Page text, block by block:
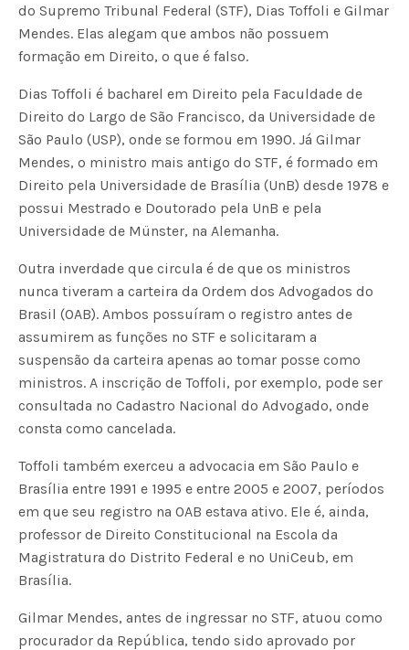
do Supremo Tribunal Federal (STF), Dias Toffoli e Gilmar
Mendes. Elas alegam que ambos não possuem
formação em Direito, o que é falso.
Dias Toffoli é bacharel em Direito pela Faculdade de
Direito do Largo de São Francisco, da Universidade de
São Paulo (USP), onde se formou em 1990. Já Gilmar
Mendes, o ministro mais antigo do STF, é formado em
Direito pela Universidade de Brasília (UnB) desde 1978 e
possui Mestrado e Doutorado pela UnB e pela
Universidade de Münster, na Alemanha.
Outra inverdade que circula é de que os ministros
nunca tiveram a carteira da Ordem dos Advogados do
Brasil (OAB). Ambos possuíram o registro antes de
assumirem as funções no STF e solicitaram a
suspensão da carteira apenas ao tomar posse como
ministros. A inscrição de Toffoli, por exemplo, pode ser
consultada no Cadastro Nacional do Advogado, onde
consta como cancelada.
Toffoli também exerceu a advocacia em São Paulo e
Brasília entre 1991 e 1995 e entre 2005 e 2007, períodos
em que seu registro na OAB estava ativo. Ele é, ainda,
professor de Direito Constitucional na Escola da
Magistratura do Distrito Federal e no UniCeub, em
Brasília.
Gilmar Mendes, antes de ingressar no STF, atuou como
procurador da República, tendo sido aprovado por